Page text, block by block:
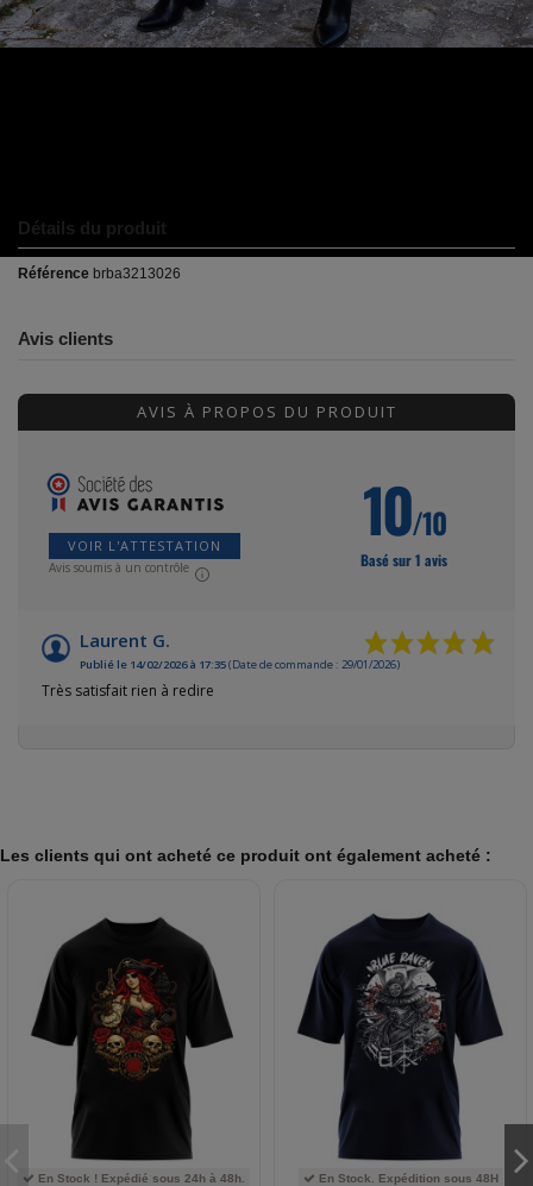
Détails du produit
Référence brba3213026
Avis clients
AVIS À PROPOS DU PRODUIT
VOIR L'ATTESTATION
Avis soumis à un contrôle
10/10
Basé sur 1 avis
Laurent G.
Publié le 14/02/2026 à 17:35(Date de commande : 29/01/2026)
Très satisfait rien à redire
Les clients qui ont acheté ce produit ont également acheté :
En Stock ! Expédié sous 24h à 48h. En Stock. Expédition sous 48H